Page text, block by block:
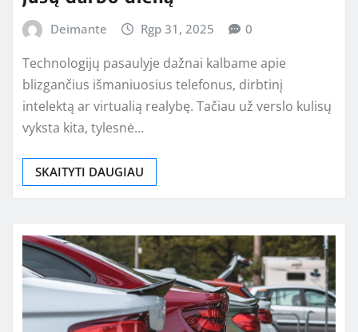
Deimante Rgp 31, 2025 0
Technologijų pasaulyje dažnai kalbame apie
blizgančius išmaniuosius telefonus, dirbtinį
intelektą ar virtualią realybę. Tačiau už verslo kulisų
vyksta kita, tylesnė…
SKAITYTI DAUGIAU